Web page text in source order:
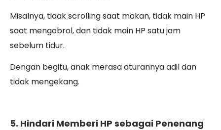
Misalnya, tidak scrolling saat makan, tidak main HP
saat mengobrol, dan tidak main HP satu jam
sebelum tidur.
Dengan begitu, anak merasa aturannya adil dan
tidak mengekang.
5. Hindari Memberi HP sebagai Penenang